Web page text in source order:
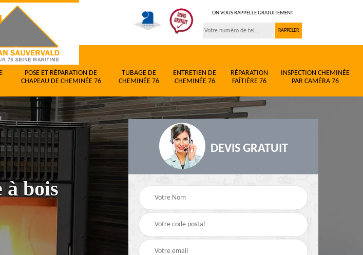
ON VOUS RAPPELLE GRATUITEMENT
POSE ET RÉPARATION DE
CHAPEAU DE CHEMINÉE 76
TUBAGE DE
CHEMINÉE 76
ENTRETIEN DE
CHEMINÉE 76
RÉPARATION
FAÎTIÈRE 76
INSPECTION CHEMINÉE
PAR CAMÉRA 76
à bois
DEVIS GRATUIT